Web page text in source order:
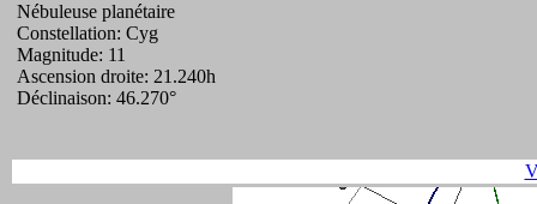
Nébuleuse planétaire
Constellation: Cyg
Magnitude: 11
Ascension droite: 21.240h
Déclinaison: 46.270°